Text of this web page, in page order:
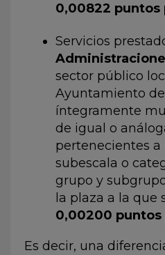
0,00822 puntos
Servicios
sector público
Ayuntamiento
íntegramente
de igual o
pertenecientes a
subescala o
grupo y
la plaza a la que
0,00200 puntos
Es decir, una